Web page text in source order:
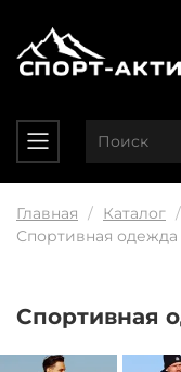
Главная Каталог
Спортивная
Спортивная